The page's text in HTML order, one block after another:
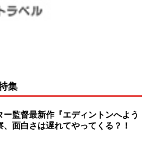
集
ー監督最新作『エディントンへよう
、面白さは遅れてやってくる？！